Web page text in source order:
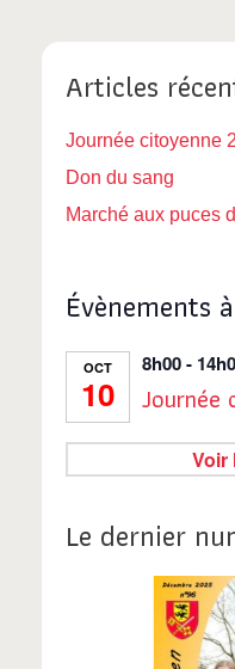
Articles
Journée citoyenne
Don du sang
Marché aux puces
Évènements
OCT
10
8h00-
Journée
Voir
Le dernier